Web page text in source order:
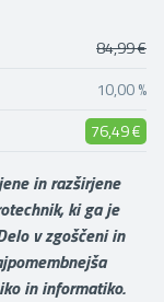
84,99 €
10,00 %
76,49 €
in razširjene
ki ga je
v zgoščeni in
in informatiko.